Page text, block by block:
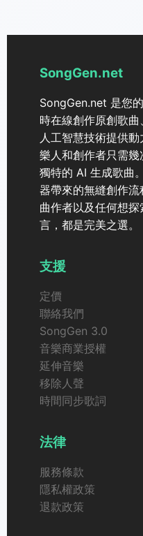
SongGen.net
SongGen.net 是您
時在線創作原創歌
人工智慧技術提供
樂人和創作者只需
獨特的 AI 生成歌曲
器帶來的無縫創作
曲作者以及任何想
言，都是完美之選。
支援
定價
聯絡我們
SongGen 3.0
音樂商業授權
延伸音樂
移除人聲
時間同步歌詞
法律
服務條款
隱私權政策
退款政策